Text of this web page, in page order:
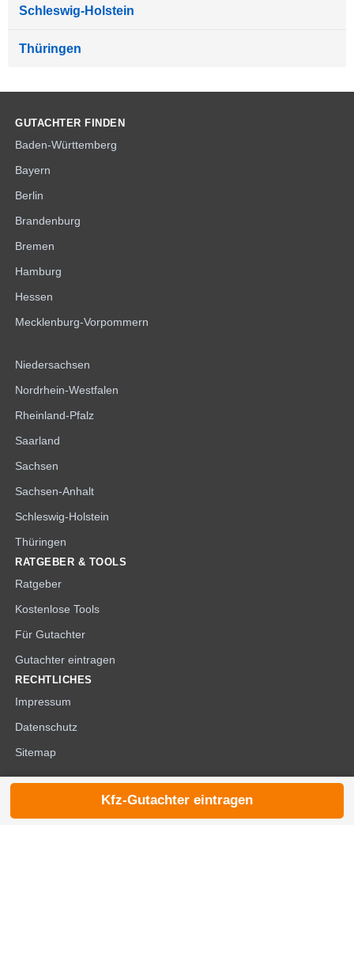
Schleswig-Holstein
Thüringen
GUTACHTER FINDEN
Baden-Württemberg
Bayern
Berlin
Brandenburg
Bremen
Hamburg
Hessen
Mecklenburg-Vorpommern
Niedersachsen
Nordrhein-Westfalen
Rheinland-Pfalz
Saarland
Sachsen
Sachsen-Anhalt
Schleswig-Holstein
Thüringen
RATGEBER & TOOLS
Ratgeber
Kostenlose Tools
Für Gutachter
Gutachter eintragen
RECHTLICHES
Impressum
Datenschutz
Sitemap
© 2026 die-kfzgutachter.de
Kfz-Gutachter eintragen